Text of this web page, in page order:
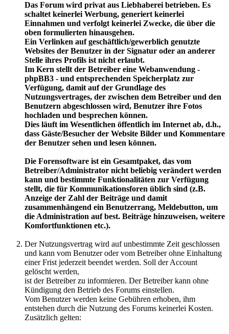
Das Forum wird privat aus Liebhaberei betrieben. Es
schaltet keinerlei Werbung, generiert keinerlei
Einnahmen und verfolgt keinerlei Zwecke, die über die
oben formulierten hinausgehen.
Ein Verlinken auf geschäftlich/gewerblich genutzte
Websites der Benutzer in der Signatur oder an anderer
Stelle ihres Profils ist nicht erlaubt.
Im Kern stellt der Betreiber eine Webanwendung -
phpBB3 - und entsprechenden Speicherplatz zur
Verfügung, damit auf der Grundlage des
Nutzungsvertrages, der zwischen dem Betreiber und den
Benutzern abgeschlossen wird, Benutzer ihre Fotos
hochladen und besprechen können.
Dies läuft im Wesentlichen öffentlich im Internet ab, d.h.,
dass Gäste/Besucher der Website Bilder und Kommentare
der Benutzer sehen und lesen können.
Die Forensoftware ist ein Gesamtpaket, das vom
Betreiber/Administrator nicht beliebig verändert werden
kann und bestimmte Funktionalitäten zur Verfügung
stellt, die für Kommunikationsforen üblich sind (z.B.
Anzeige der Zahl der Beiträge und damit
zusammenhängend ein Benutzerrang, Meldebutton, um
die Administration auf best. Beiträge hinzuweisen, weitere
Komfortfunktionen etc.).
Der Nutzungsvertrag wird auf unbestimmte Zeit geschlossen
und kann vom Benutzer oder vom Betreiber ohne Einhaltung
einer Frist jederzeit beendet werden. Soll der Account
gelöscht werden,
ist der Betreiber zu informieren. Der Betreiber kann ohne
Kündigung den Betrieb des Forums einstellen.
Vom Benutzer werden keine Gebühren erhoben, ihm
entstehen durch die Nutzung des Forums keinerlei Kosten.
Zusätzlich gelten: